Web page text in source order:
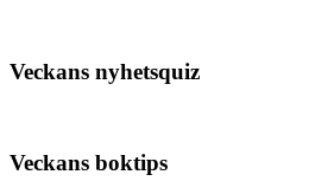
Veckans nyhetsquiz
Veckans boktips